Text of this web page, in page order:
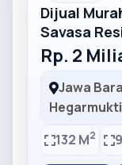
Dijual
Savasa
Rp. 2
Jawa
Hegarmukti
132 M2